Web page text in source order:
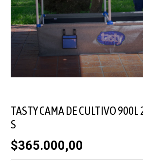
TASTY CAMA DE CULTIVO
S
$365.000,00